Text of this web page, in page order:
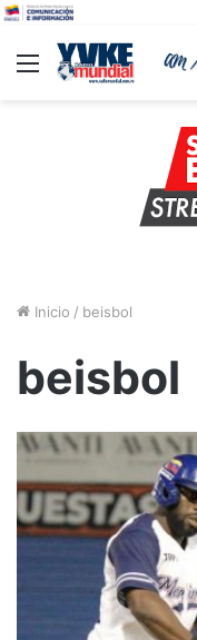
Menu
Inicio / beisbol
beisbol